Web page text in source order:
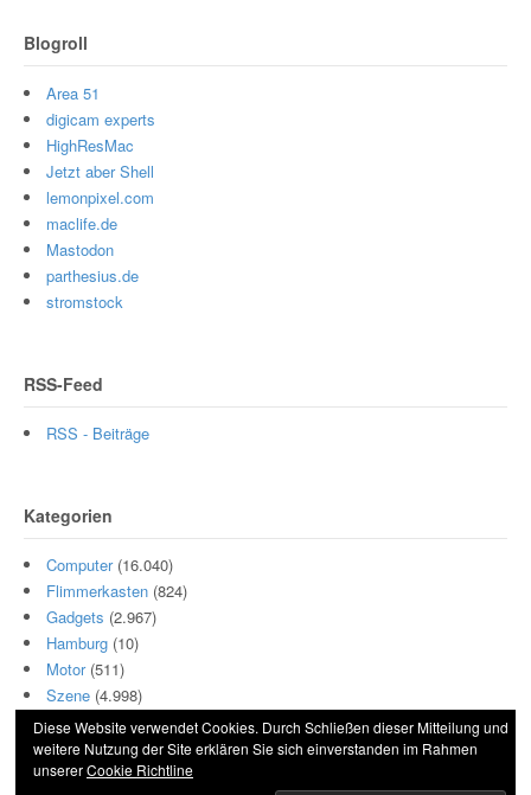
Blogroll
Area 51
digicam experts
HighResMac
Jetzt aber Shell
lemonpixel.com
maclife.de
Mastodon
parthesius.de
stromstock
RSS-Feed
RSS - Beiträge
Kategorien
Computer(16.040)
Flimmerkasten (824)
Gadgets (2.967)
Hamburg (10)
Motor(511)
Szene (4.998)
Diese Website verwendet Cookies. Durch Schließen dieser Mitteilung und
weitere Nutzung der Site erklären Sie sich einverstanden im Rahmen
unsererCookie Richtline